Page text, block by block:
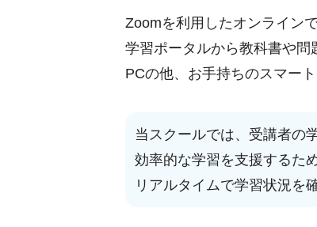
Zoomを利用したオンライン
学習ポータルから教科書や問
PCの他、お手持ちのスマー
当スクールでは、受講者の
効率的な学習を支援するた
リアルタイムで学習状況を